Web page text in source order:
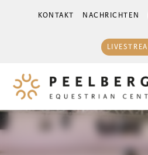
KONTAKT NACHRICHTEN